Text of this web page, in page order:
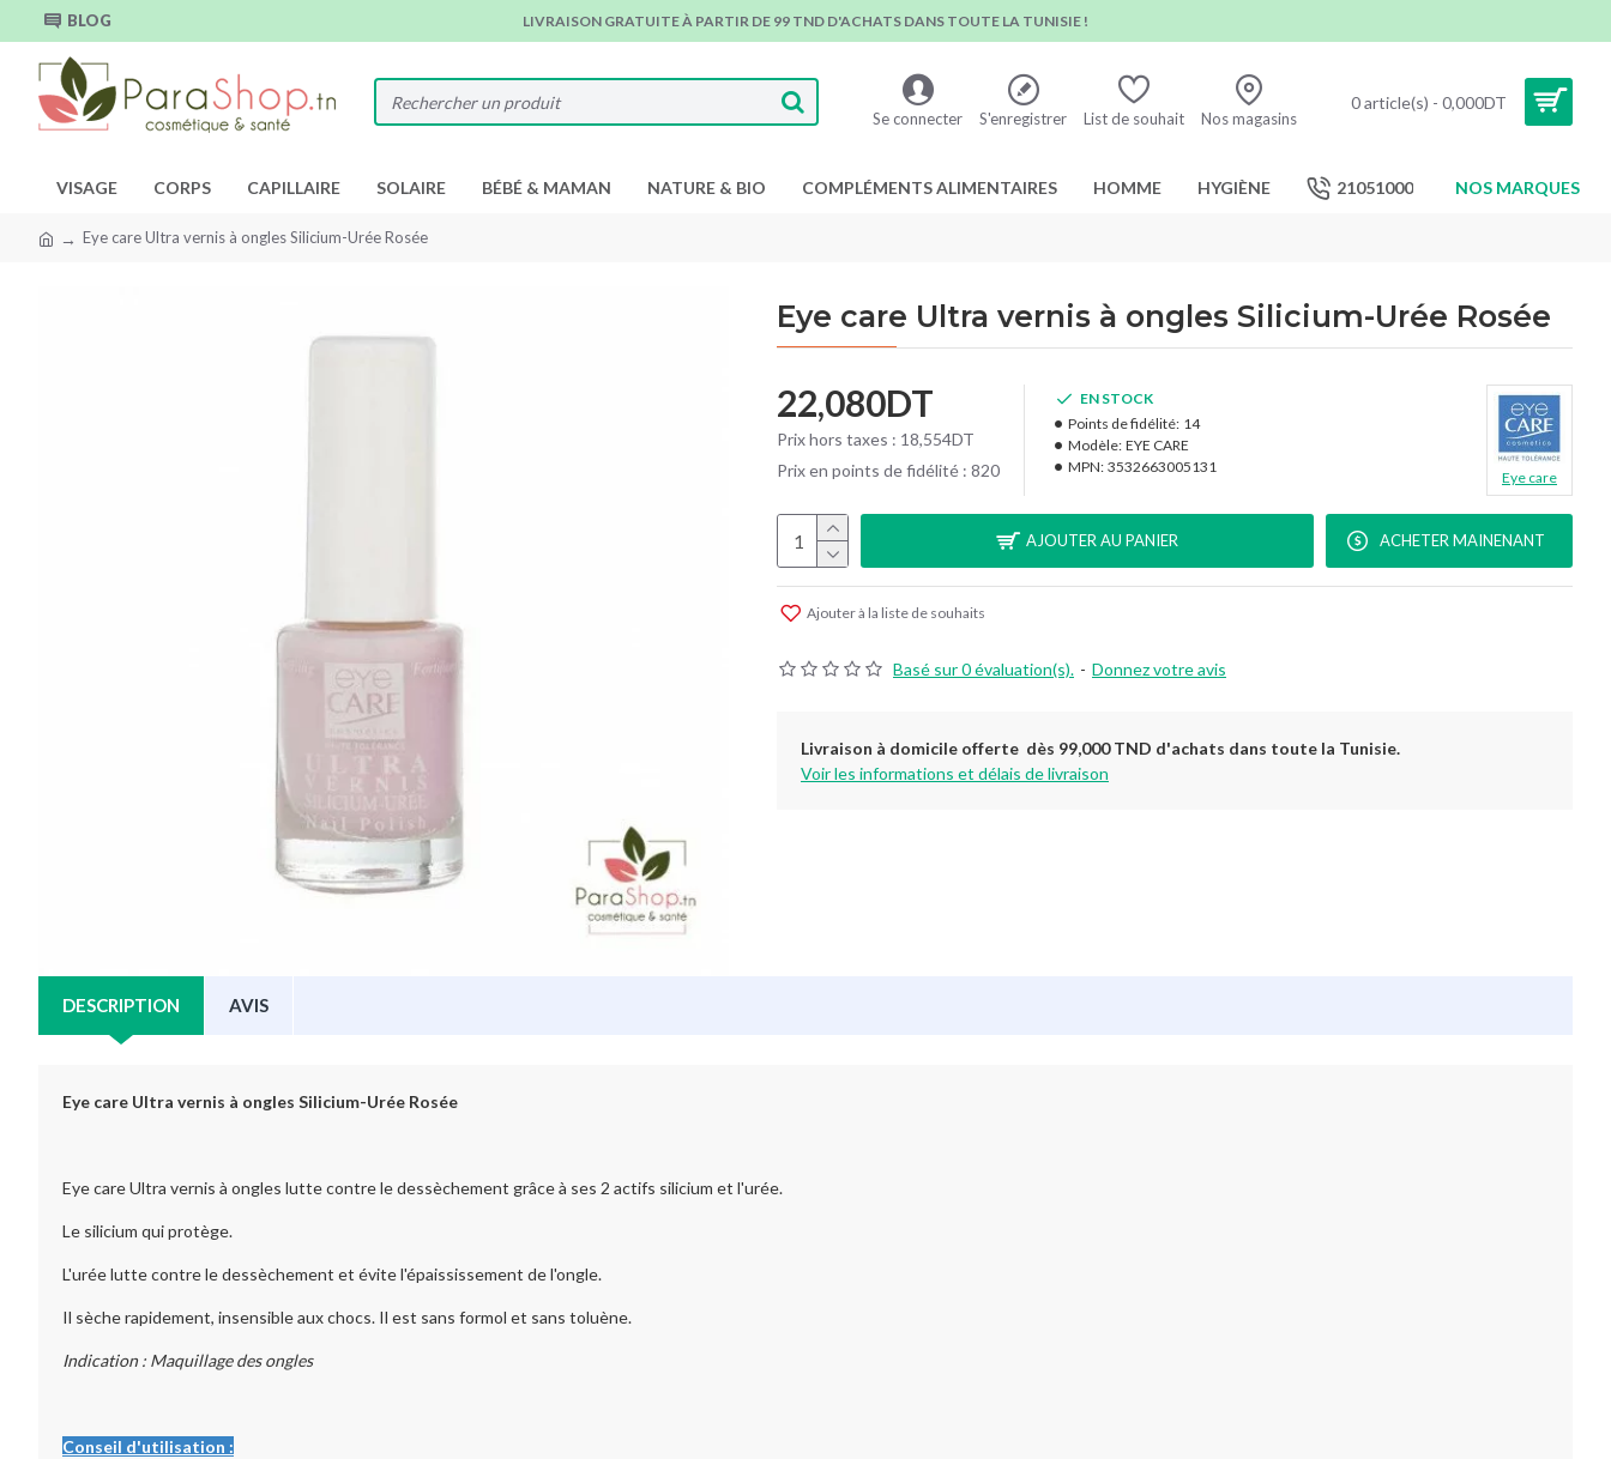
BLOG LIVRAISON GRATUITE À PARTIR DE 99 TND D'ACHATS DANS TOUTE LA TUNISIE !
Se connecter S'enregistrer List de souhait Nos magasins
0 article(s) - 0,000DT
VISAGE CORPS CAPILLAIRE SOLAIRE BÉBÉ & MAMAN NATURE & BIO COMPLÉMENTS ALIMENTAIRES HOMME HYGIÈNE 21051000 NOS MARQUES
Eye care Ultra vernis à ongles Silicium-Urée Rosée
Eye care Ultra vernis à ongles Silicium-Urée Rosée
Basé sur 0 évaluation(s). - Donnez votre avis
22,080DT
Prix hors taxes : 18,554DT
Prix en points de fidélité : 820
EN STOCK
Points de fidélité: 14
Modèle: EYE CARE
MPN: 3532663005131
Eye care
AJOUTER AU PANIER ACHETER MAINENANT
Ajouter à la liste de souhaits
Livraison à domicile offerte dès 99,000 TND d'achats dans toute la Tunisie.
Voir les informations et délais de livraison
DESCRIPTION AVIS
Eye care Ultra vernis à ongles Silicium-Urée Rosée
Eye care Ultra vernis à ongles lutte contre le dessèchement grâce à ses 2 actifs silicium et l'urée.
Le silicium qui protège.
L'urée lutte contre le dessèchement et évite l'épaississement de l'ongle.
Il sèche rapidement, insensible aux chocs. Il est sans formol et sans toluène.
Indication : Maquillage des ongles
Conseil d'utilisation :